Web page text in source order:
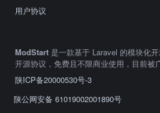
用户协议
ModStart 是一款基于 Laravel 的模块化
开源协议，免费且不限商业使用，目前被
陕ICP备20000530号-3
陕公网安备 61019002001890号